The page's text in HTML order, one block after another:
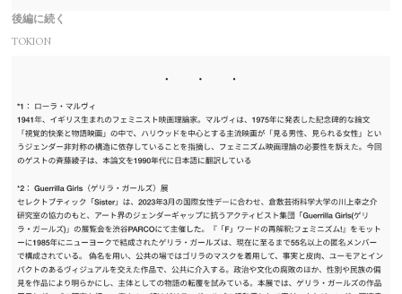
後編に続く
TOKION